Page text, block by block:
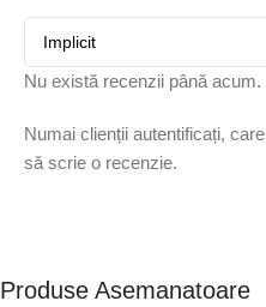
Nu există recenzii până acum.
Numai clienții autentificați,
să scrie o recenzie.
Produse Asemanatoare